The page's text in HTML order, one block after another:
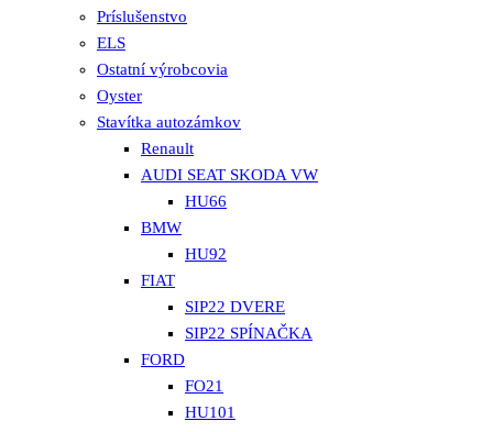
Príslušenstvo
ELS
Ostatní výrobcovia
Oyster
Stavítka autozámkov
Renault
AUDI SEAT SKODA VW
HU66
BMW
HU92
FIAT
SIP22 DVERE
SIP22 SPÍNAČKA
FORD
FO21
HU101